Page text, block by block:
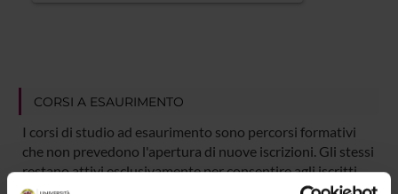
CORSI A ESAURIMENTO
I corsi di studio ad esaurimento sono percorsi formativi
che non prevedono l'apertura di nuove iscrizioni. Gli stessi
restano attivi esclusivamente per consentire agli iscritti
negli anni accademici precedenti di completare il proprio